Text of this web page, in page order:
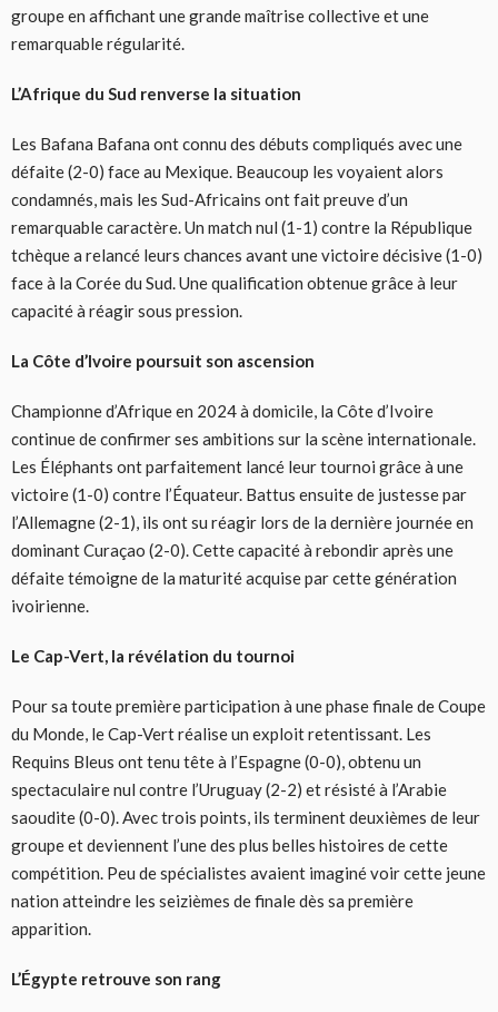
groupe en affichant une grande maîtrise collective et une
remarquable régularité.
L’Afrique du Sud renverse la situation
Les Bafana Bafana ont connu des débuts compliqués avec une
défaite (2-0) face au Mexique. Beaucoup les voyaient alors
condamnés, mais les Sud-Africains ont fait preuve d’un
remarquable caractère. Un match nul (1-1) contre la République
tchèque a relancé leurs chances avant une victoire décisive (1-0)
face à la Corée du Sud. Une qualification obtenue grâce à leur
capacité à réagir sous pression.
La Côte d’Ivoire poursuit son ascension
Championne d’Afrique en 2024 à domicile, la Côte d’Ivoire
continue de confirmer ses ambitions sur la scène internationale.
Les Éléphants ont parfaitement lancé leur tournoi grâce à une
victoire (1-0) contre l’Équateur. Battus ensuite de justesse par
l’Allemagne (2-1), ils ont su réagir lors de la dernière journée en
dominant Curaçao (2-0). Cette capacité à rebondir après une
défaite témoigne de la maturité acquise par cette génération
ivoirienne.
Le Cap-Vert, la révélation du tournoi
Pour sa toute première participation à une phase finale de Coupe
du Monde, le Cap-Vert réalise un exploit retentissant. Les
Requins Bleus ont tenu tête à l’Espagne (0-0), obtenu un
spectaculaire nul contre l’Uruguay (2-2) et résisté à l’Arabie
saoudite (0-0). Avec trois points, ils terminent deuxièmes de leur
groupe et deviennent l’une des plus belles histoires de cette
compétition. Peu de spécialistes avaient imaginé voir cette jeune
nation atteindre les seizièmes de finale dès sa première
apparition.
L’Égypte retrouve son rang